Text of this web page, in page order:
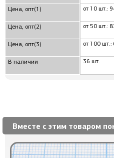
Цена, опт(1)
Цена, опт(2)
Цена, опт(3)
В наличии
от 10 шт.:
от 50 шт.:
от 100 шт.:
36 шт.
Вместе с этим товаром